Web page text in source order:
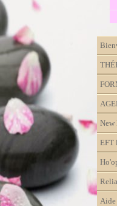
New
EFT
Aide